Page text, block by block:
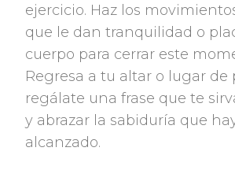
ejercicio. Haz los
que le dan tranquilidad o
cuerpo para cerrar este
Regresa a tu altar o lugar de
regálate una frase que te
y abrazar la sabiduría que
alcanzado.